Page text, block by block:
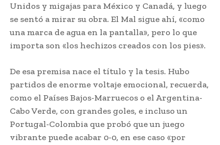
Unidos y migajas para México y Canadá, y luego
se sentó a mirar su obra. El Mal sigue ahí, «como
una marca de agua en la pantalla», pero lo que
importa son «los hechizos creados con los pies».
De esa premisa nace el título y la tesis. Hubo
partidos de enorme voltaje emocional, recuerda,
como el Países Bajos-Marruecos o el Argentina-
Cabo Verde, con grandes goles, e incluso un
Portugal-Colombia que probó que un juego
vibrante puede acabar 0-0, en ese caso «por